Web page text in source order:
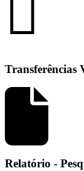
Transferências
Relatório -